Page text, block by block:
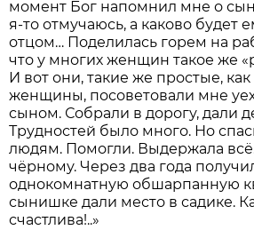
момент Бог напомнил мне о
я-то отмучаюсь, а каково будет
отцом… Поделилась горем на
что у многих женщин такое же
И вот они, такие же простые, как
женщины, посоветовали мне
сыном. Собрали в дорогу, дали
Трудностей было много. Но
людям. Помогли. Выдержала
чёрному. Через два года
однокомнатную обшарпанную
сынишке дали место в садике.
счастлива!..»